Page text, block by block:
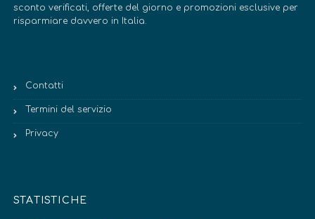
sconto verificati, offerte del giorno e promozioni esclusive per
risparmiare davvero in Italia.
Contatti
Termini del servizio
Privacy
STATISTICHE